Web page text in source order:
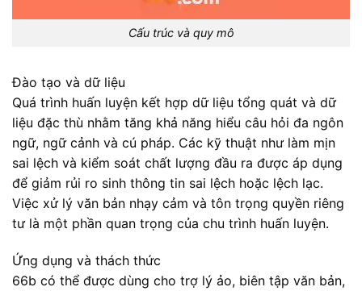
Cấu trúc và quy mô
Đào tạo và dữ liệu
Quá trình huấn luyện kết hợp dữ liệu tổng quát và dữ
liệu đặc thù nhằm tăng khả năng hiểu câu hỏi đa ngôn
ngữ, ngữ cảnh và cú pháp. Các kỹ thuật như làm mịn
sai lệch và kiểm soát chất lượng đầu ra được áp dụng
để giảm rủi ro sinh thông tin sai lệch hoặc lệch lạc.
Việc xử lý văn bản nhạy cảm và tôn trọng quyền riêng
tư là một phần quan trọng của chu trình huấn luyện.
Ứng dụng và thách thức
66b có thể được dùng cho trợ lý ảo, biên tập văn bản,